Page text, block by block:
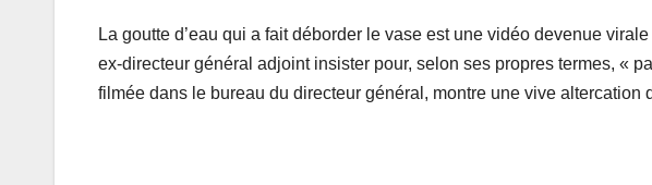
La goutte d’eau qui a fait déborder le vase est une vidéo devenue
ex-directeur général adjoint insister pour, selon ses propres termes, «
filmée dans le bureau du directeur général, montre une vive altercation